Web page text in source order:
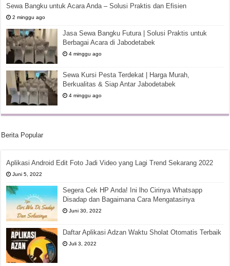
Sewa Bangku untuk Acara Anda – Solusi Praktis dan Efisien
2 minggu ago
Jasa Sewa Bangku Futura | Solusi Praktis untuk
Berbagai Acara di Jabodetabek
4 minggu ago
Sewa Kursi Pesta Terdekat | Harga Murah,
Berkualitas & Siap Antar Jabodetabek
4 minggu ago
Berita Popular
Aplikasi Android Edit Foto Jadi Video yang Lagi Trend Sekarang 2022
Juni 5, 2022
Segera Cek HP Anda! Ini lho Cirinya Whatsapp
Disadap dan Bagaimana Cara Mengatasinya
Juni 30, 2022
Daftar Aplikasi Adzan Waktu Sholat Otomatis Terbaik
Juli 3, 2022